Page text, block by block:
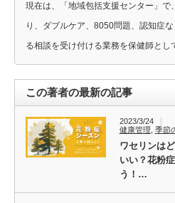
現在は、「地域包括支援センター」で
り、ダブルケア、8050問題、認知症
る相談を受け付ける業務を保健師とし
この著者の最新の記事
2023/3/24
健康管理 季節
ワセリンは
いい？花粉
う！…